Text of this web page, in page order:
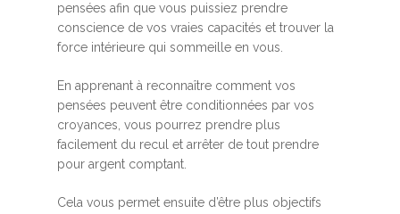
pensées afin que vous puissiez prendre
conscience de vos vraies capacités et trouver la
force intérieure qui sommeille en vous.
En apprenant à reconnaître comment vos
pensées peuvent être conditionnées par vos
croyances, vous pourrez prendre plus
facilement du recul et arrêter de tout prendre
pour argent comptant.
Cela vous permet ensuite d’être plus objectifs